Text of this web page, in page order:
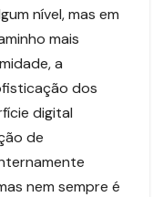
nível, mas em
mais
a
dos
digital
de
nem sempre é